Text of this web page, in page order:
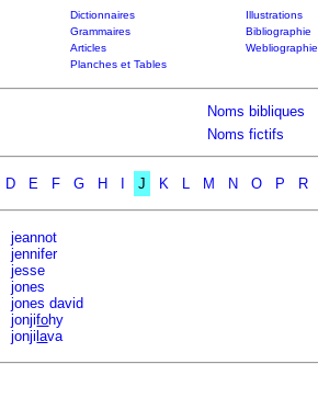
Dictionnaires Illustrations
Grammaires Bibliographie
Articles Webliographie
Planches et Tables
Noms bibliques
Noms fictifs
D E F G H J K L M N O P R
jeannot
jennifer
jesse
jones
jones david
jonjifohy
jonji lava